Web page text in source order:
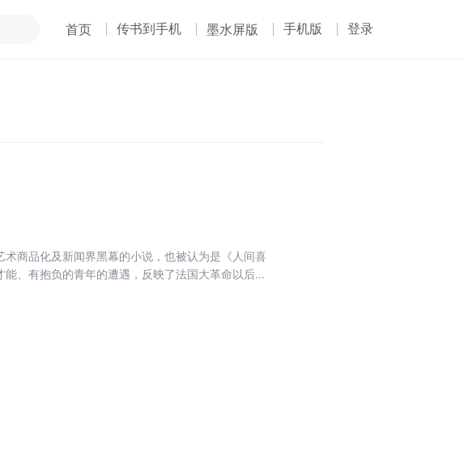
首页 传书到手机 墨水屏版 手机版 登录
商品化及新闻界黑幕的小说，也被认为是《人间喜
、有抱负的青年的遭遇，反映了法国大革命以后整